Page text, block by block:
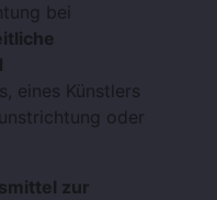
bei
eines Künstlers
oder
zur